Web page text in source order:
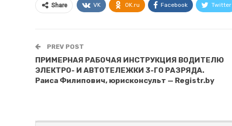
Share VK OK.ru Facebook Twitter
PREV POST
ПРИМЕРНАЯ РАБОЧАЯ ИНСТРУКЦИЯ ВОДИТЕЛЮ
ЭЛЕКТРО- И АВТОТЕЛЕЖКИ 3-ГО РАЗРЯДА.
Раиса Филипович, юрисконсульт — Registr.by